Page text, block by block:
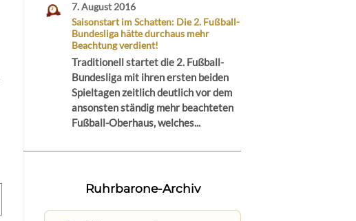
7. August 2016
Saisonstart im Schatten: Die 2. Fußball-
Bundesliga hätte durchaus mehr
Beachtung verdient!
Traditionell startet die 2. Fußball-
Bundesliga mit ihren ersten beiden
Spieltagen zeitlich deutlich vor dem
ansonsten ständig mehr beachteten
Fußball-Oberhaus, welches...
Ruhrbarone-Archiv